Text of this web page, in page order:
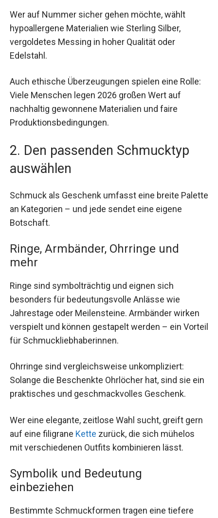
Wer auf Nummer sicher gehen möchte, wählt
hypoallergene Materialien wie Sterling Silber,
vergoldetes Messing in hoher Qualität oder
Edelstahl.
Auch ethische Überzeugungen spielen eine Rolle:
Viele Menschen legen 2026 großen Wert auf
nachhaltig gewonnene Materialien und faire
Produktionsbedingungen.
2. Den passenden Schmucktyp
auswählen
Schmuck als Geschenk umfasst eine breite Palette
an Kategorien – und jede sendet eine eigene
Botschaft.
Ringe, Armbänder, Ohrringe und
mehr
Ringe sind symbolträchtig und eignen sich
besonders für bedeutungsvolle Anlässe wie
Jahrestage oder Meilensteine. Armbänder wirken
verspielt und können gestapelt werden – ein Vorteil
für Schmuckliebhaberinnen.
Ohrringe sind vergleichsweise unkompliziert:
Solange die Beschenkte Ohrlöcher hat, sind sie ein
praktisches und geschmackvolles Geschenk.
Wer eine elegante, zeitlose Wahl sucht, greift gern
auf eine filigrane Kette zurück, die sich mühelos
mit verschiedenen Outfits kombinieren lässt.
Symbolik und Bedeutung
einbeziehen
Bestimmte Schmuckformen tragen eine tiefere